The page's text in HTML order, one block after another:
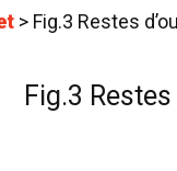
> Fig.3 Restes
Fig.3 Restes